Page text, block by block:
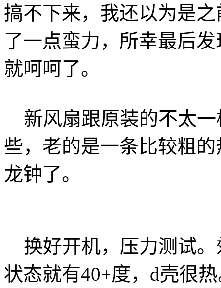
搞不下来，我还以为是
了一点蛮力，所幸最后
就呵呵了。
新风扇跟原装的不太一
些，老的是一条比较粗
龙钟了。
换好开机，压力测试。
状态就有40+度，d壳很